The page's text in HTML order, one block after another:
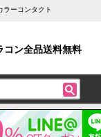
ラーコンタクト
コン全品送料無料